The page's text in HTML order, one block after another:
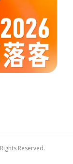
Reserved.